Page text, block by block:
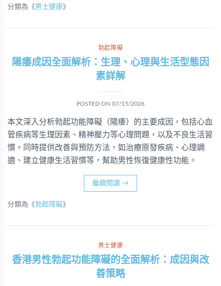
分類為《男士健康》
勃起障礙
陽痿成因全面解析：生理、心理與生活型態因
素詳解
POSTED ON 07/15/2026
本文深入分析勃起功能障礙（陽痿）的主要成因，包括心血
管疾病等生理因素、精神壓力等心理問題，以及不良生活習
慣。同時提供改善與預防方法，如治療原發疾病、心理調
適、建立健康生活習慣等，幫助男性恢復健康性功能。
繼續閱讀 →
分類為《勃起障礙》
男士健康
香港男性勃起功能障礙的全面解析：成因與改
善策略